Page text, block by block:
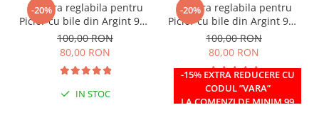
-20%
Bratara reglabila pentru
Picior cu bile din Argint 925
si margele Miyuki rosii
100,00 RON
80,00 RON
IN STOC
-20%
-15% EXTRA REDUCERE CU
CODUL ”VARA”
LA COMENZI DE MINIM 99
Bratara reglabila pentru
Picior cu bile din Argint 925
si margele Miyuki verzi
100,00 RON
80,00 RON
IN STOC